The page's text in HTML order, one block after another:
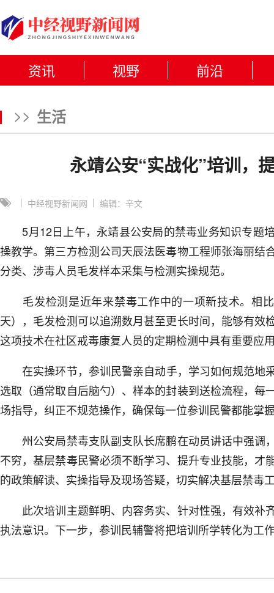
资讯 视野 前沿
>> 生活
永靖公安“实战化”培训，
| 中经视野新闻网 | 编辑：辛文
5月12日上午，永靖县公安局的禁毒业务知识专题
操教学。第三方检测公司天辰法医毒物工程师张海丽结
分类、涉毒人员毛发样本采集与检测实操规范。
毛发检测是近年来禁毒工作中的一项新技术。相比
天），毛发检测可以追溯数月甚至更长时间，能够有效
这项技术在社区戒毒康复人员的定期检测中具有重要应
在实操环节，参训民警亲自动手，学习如何规范地
选取（通常取自后脑勺）、样本的封装到送检流程，每
场指导，纠正不规范操作，确保每一位参训民警都能掌
州公安局禁毒支队副支队长席鹏在动员讲话中强调
不穷，基层禁毒民警必须不断学习、提升专业技能，才
的政策解读、实操指导及现场答疑，切实解决基层禁毒
此次培训主题鲜明、内容务实、针对性强，有效补
执法意识。下一步，参训民辅警将把培训所学转化为工